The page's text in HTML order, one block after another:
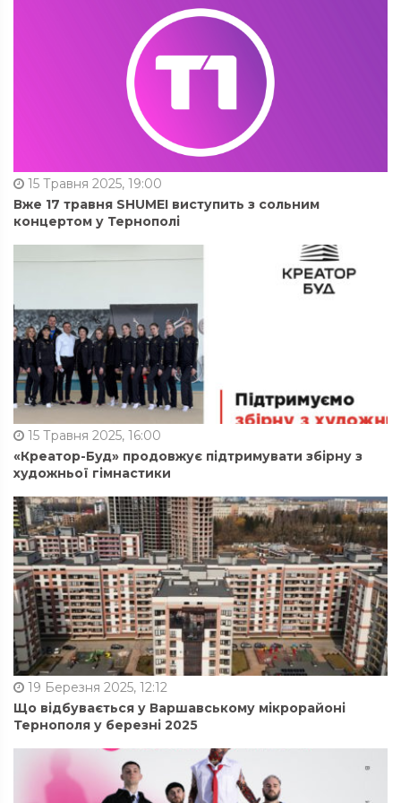
15 Травня 2025, 19:00
Вже 17 травня SHUMEI виступить з сольним
концертом у Тернополі
15 Травня 2025, 16:00
«Креатор-Буд» продовжує підтримувати збірну з
художньої гімнастики
19 Березня 2025, 12:12
Що відбувається у Варшавському мікрорайоні
Тернополя у березні 2025